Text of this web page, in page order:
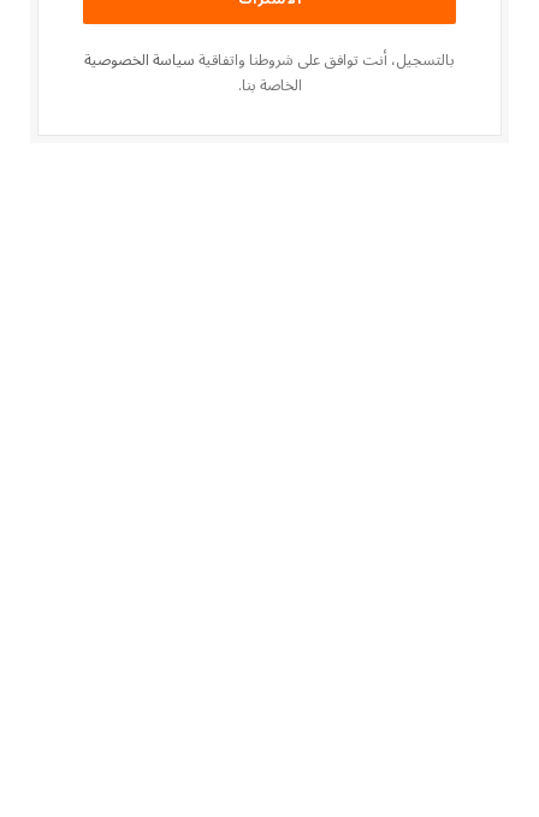
بالتسجيل، أنت توافق على شروطنا واتفاقيةسياسة الخصوصية
الخاصة بنا.